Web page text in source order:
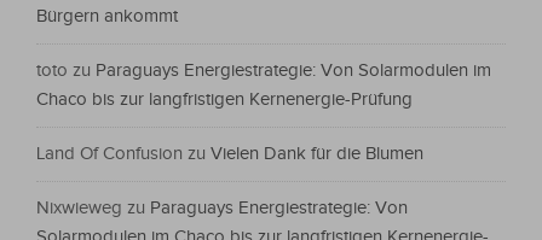
Bürgern ankommt
toto zu Paraguays Energiestrategie: Von Solarmodulen im
Chaco bis zur langfristigen Kernenergie-Prüfung
Land Of Confusion zu Vielen Dank für die Blumen
Nixwieweg zu Paraguays Energiestrategie: Von